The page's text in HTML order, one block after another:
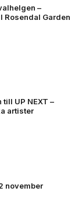
–
Rosendal Garden
UP NEXT –
artister
november